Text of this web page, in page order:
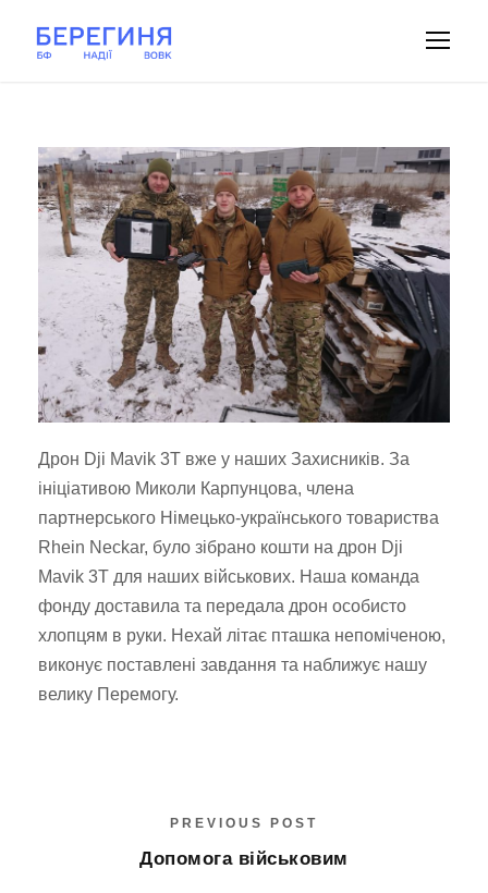
Дрон Dji Mavik 3T вже у наших Захисників. За
ініціативою Миколи Карпунцова, члена
партнерського Німецько-українського товариства
Rhein Neckar, було зібрано кошти на дрон Dji
Mavik 3T для наших військових. Наша команда
фонду доставила та передала дрон особисто
хлопцям в руки. Нехай літає пташка непоміченою,
виконує поставлені завдання та наближує нашу
велику Перемогу.
PREVIOUS POST
Допомога військовим